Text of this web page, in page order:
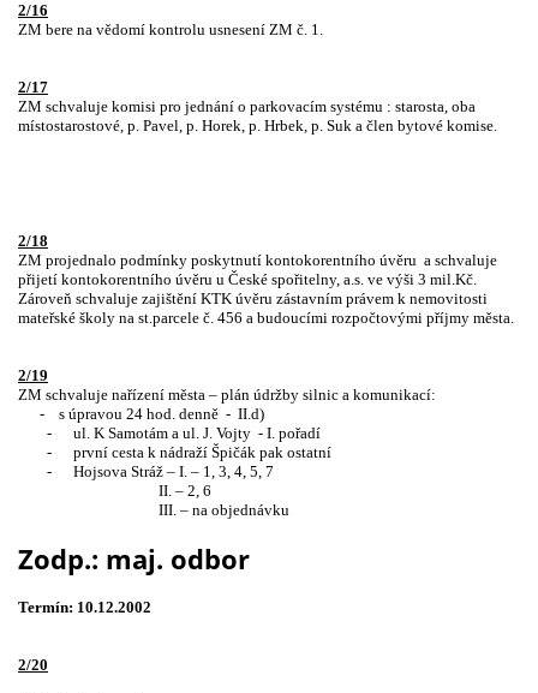
2/16
ZM bere na vědomí kontrolu usnesení ZM č. 1.
2/17
ZM schvaluje komisi pro jednání o parkovacím systému : starosta, oba
místostarostové, p. Pavel, p. Horek, p. Hrbek, p. Suk a člen bytové komise.
2/18
ZM projednalo podmínky poskytnutí kontokorentního úvěru a schvaluje
přijetí kontokorentního úvěru u České spořitelny, a.s. ve výši 3 mil.Kč.
Zároveň schvaluje zajištění KTK úvěru zástavním právem k nemovitosti
mateřské školy na st.parcele č. 456 a budoucími rozpočtovými příjmy města.
2/19
ZM schvaluje nařízení města – plán údržby silnic a komunikací:
-
s úpravou 24 hod. denně - II.d)
-
ul. K Samotám a ul. J. Vojty - I. pořadí
-
první cesta k nádraží Špičák pak ostatní
-
Hojsova Stráž – I. – 1, 3, 4, 5, 7
II. – 2, 6
III. – na objednávku
Zodp.: maj. odbor
Termín: 10.12.2002
2/20